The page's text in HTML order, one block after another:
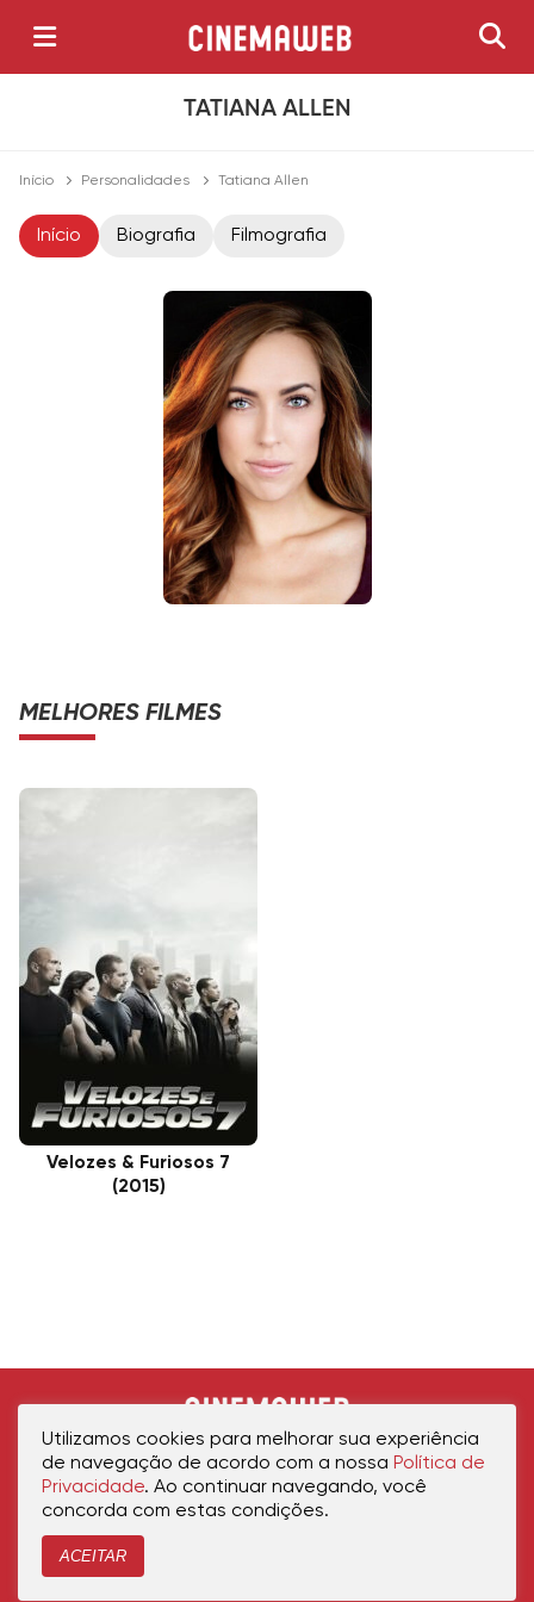
TATIANA ALLEN
Início Personalidades Tatiana Allen
Início Biografia Filmografia
MELHORES FILMES
Velozes & Furiosos 7
(2015)
Utilizamos cookies para melhorar sua experiência
de navegação de acordo com a nossa Política de
Privacidade. Ao continuar navegando, você
concorda com estas condições.
ACEITAR